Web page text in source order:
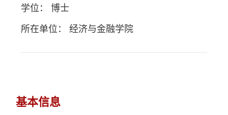
学位： 博士
所在单位： 经济与金融学院
基本信息